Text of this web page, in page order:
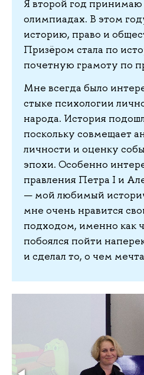
Я второй год принимаю
олимпиадах. В этом
историю, право и
Призёром стала по
почетную грамоту по
Мне всегда было
стыке психологии
народа. История
поскольку совмещает
личности и оценку
эпохи. Особенно
правления Петра I и
— мой любимый
мне очень нравится
подходом, именно как
побоялся пойти
и сделал то, о чем